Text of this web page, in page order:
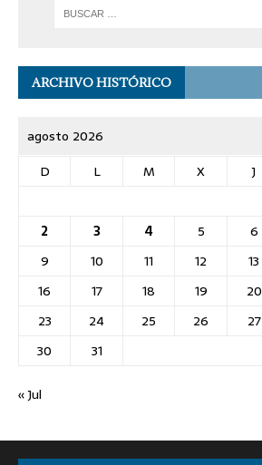
ARCHIVO HISTÓRICO
agosto 2026
D
L M X J
2
3 4 5 6
9
10 11 12 13
16
17 18 19 20
23
24 25 26 27
30
31
« Jul